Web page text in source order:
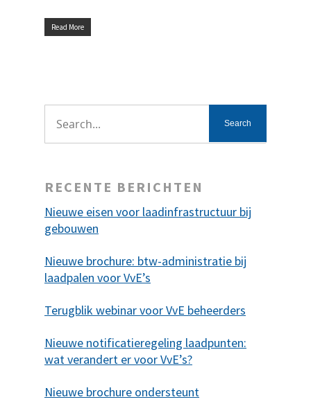
Read More
RECENTE BERICHTEN
Nieuwe eisen voor laadinfrastructuur bij
gebouwen
Nieuwe brochure: btw-administratie bij
laadpalen voor VvE’s
Terugblik webinar voor VvE beheerders
Nieuwe notificatieregeling laadpunten:
wat verandert er voor VvE’s?
Nieuwe brochure ondersteunt